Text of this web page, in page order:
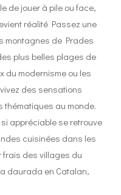
de jouer à pile ou face,
réalité Passez une
montagnes de Prades
plus belles plages de
du modernisme ou les
des sensations
thématiques au monde.
si appréciable se retrouve
cuisinées dans les
frais des villages du
daurada en Catalan,